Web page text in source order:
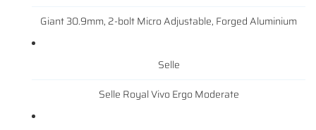
Giant 30.9mm, 2-bolt Micro Adjustable, Forged Aluminium
Selle
Selle Royal Vivo Ergo Moderate